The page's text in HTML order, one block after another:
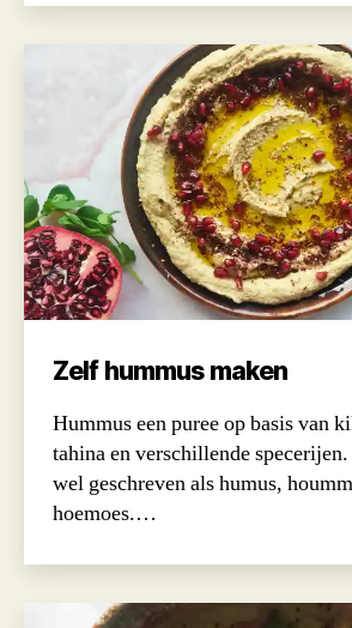
Zelf hummus maken
Hummus een puree op basis van
tahina en verschillende
wel geschreven als humus,
hoemoes.…